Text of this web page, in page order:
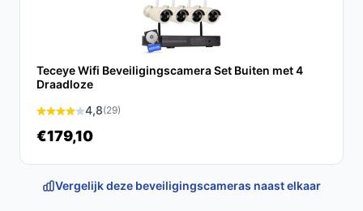
Teceye Wifi Beveiligingscamera Set Buiten met 4
Draadloze
4,8(29)
€179,10
Vergelijk deze beveiligingscameras naast elkaar